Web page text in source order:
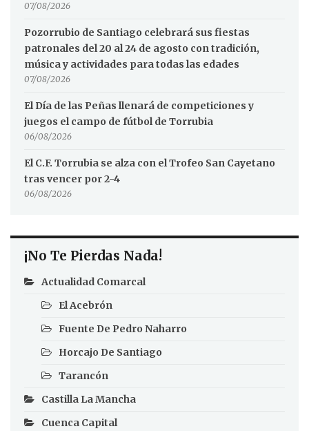
07/08/2026
Pozorrubio de Santiago celebrará sus fiestas
patronales del 20 al 24 de agosto con tradición,
música y actividades para todas las edades
07/08/2026
El Día de las Peñas llenará de competiciones y
juegos el campo de fútbol de Torrubia
06/08/2026
El C.F. Torrubia se alza con el Trofeo San Cayetano
tras vencer por 2-4
06/08/2026
¡No Te Pierdas Nada!
Actualidad Comarcal
El Acebrón
Fuente De Pedro Naharro
Horcajo De Santiago
Tarancón
Castilla La Mancha
Cuenca Capital